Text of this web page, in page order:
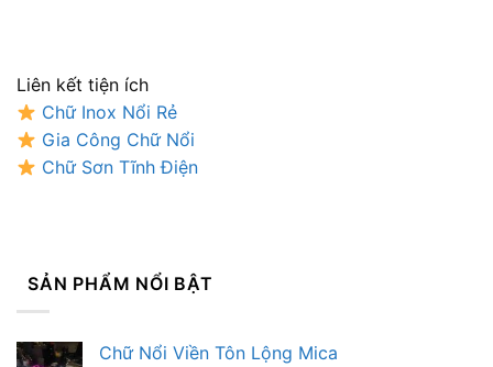
Liên kết tiện ích
Chữ Inox Nổi Rẻ
Gia Công Chữ Nổi
Chữ Sơn Tĩnh Điện
SẢN PHẨM NỔI BẬT
Chữ Nổi Viền Tôn Lộng Mica